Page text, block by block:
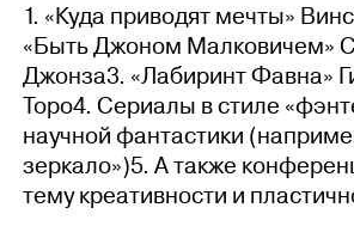
1. «Куда приводят мечты»
«Быть Джоном Малковичем»
Джонза3. «Лабиринт Фавна»
Торо4. Сериалы в стиле
научной фантастики
зеркало»)5. А также
тему креативности и